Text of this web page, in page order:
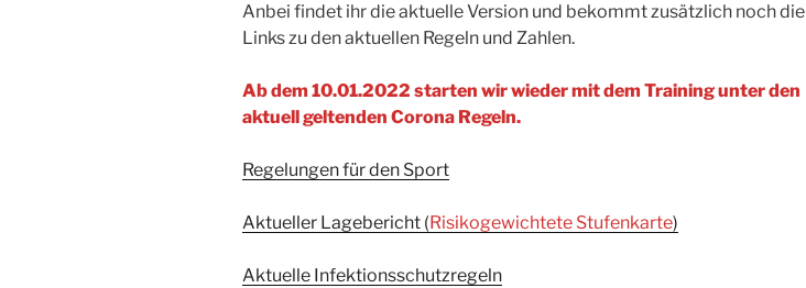
Anbei findet ihr die aktuelle Version und bekommt zusätzlich noch die
Links zu den aktuellen Regeln und Zahlen.
Ab dem 10.01.2022 starten wir wieder mit dem Training unter den
aktuell geltenden Corona Regeln.
Regelungen für den Sport
Aktueller Lagebericht (Risikogewichtete Stufenkarte)
Aktuelle Infektionsschutzregeln